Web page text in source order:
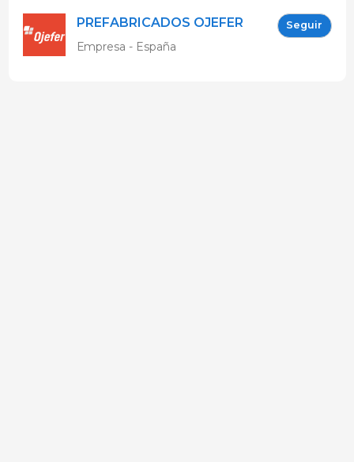
PREFABRICADOS OJEFER
S.L.
Seguir
Empresa - España